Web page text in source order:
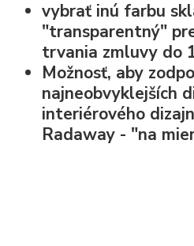
vybrať inú farbu
"transparentný"
trvania zmluvy do
Možnosť, aby
najneobvyklejších
interiérového
Radaway - "na